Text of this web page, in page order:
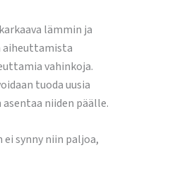
lämmin ja
aiheuttamista
vahinkoja.
tuoda uusia
niiden päälle.
synny niin paljoa,